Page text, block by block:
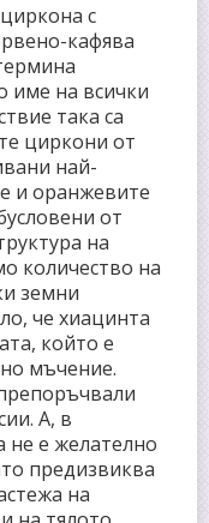
с
кафява
име на всички
така са
циркони от
най-
и оранжевите
от
на
количество на
земни
че хиацинта
който е
мъчение.
А, в
е желателно
предизвиква
на